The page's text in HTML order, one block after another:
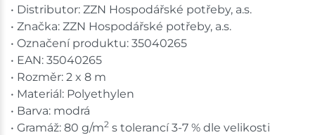
• Distributor: ZZN Hospodářské potřeby, a.s.
• Značka: ZZN Hospodářské potřeby, a.s.
• Označení produktu: 35040265
• EAN: 35040265
• Rozměr: 2 x 8 m
• Materiál: Polyethylen
• Barva: modrá
• Gramáž: 80 g/m2 s tolerancí 3-7 % dle velikosti